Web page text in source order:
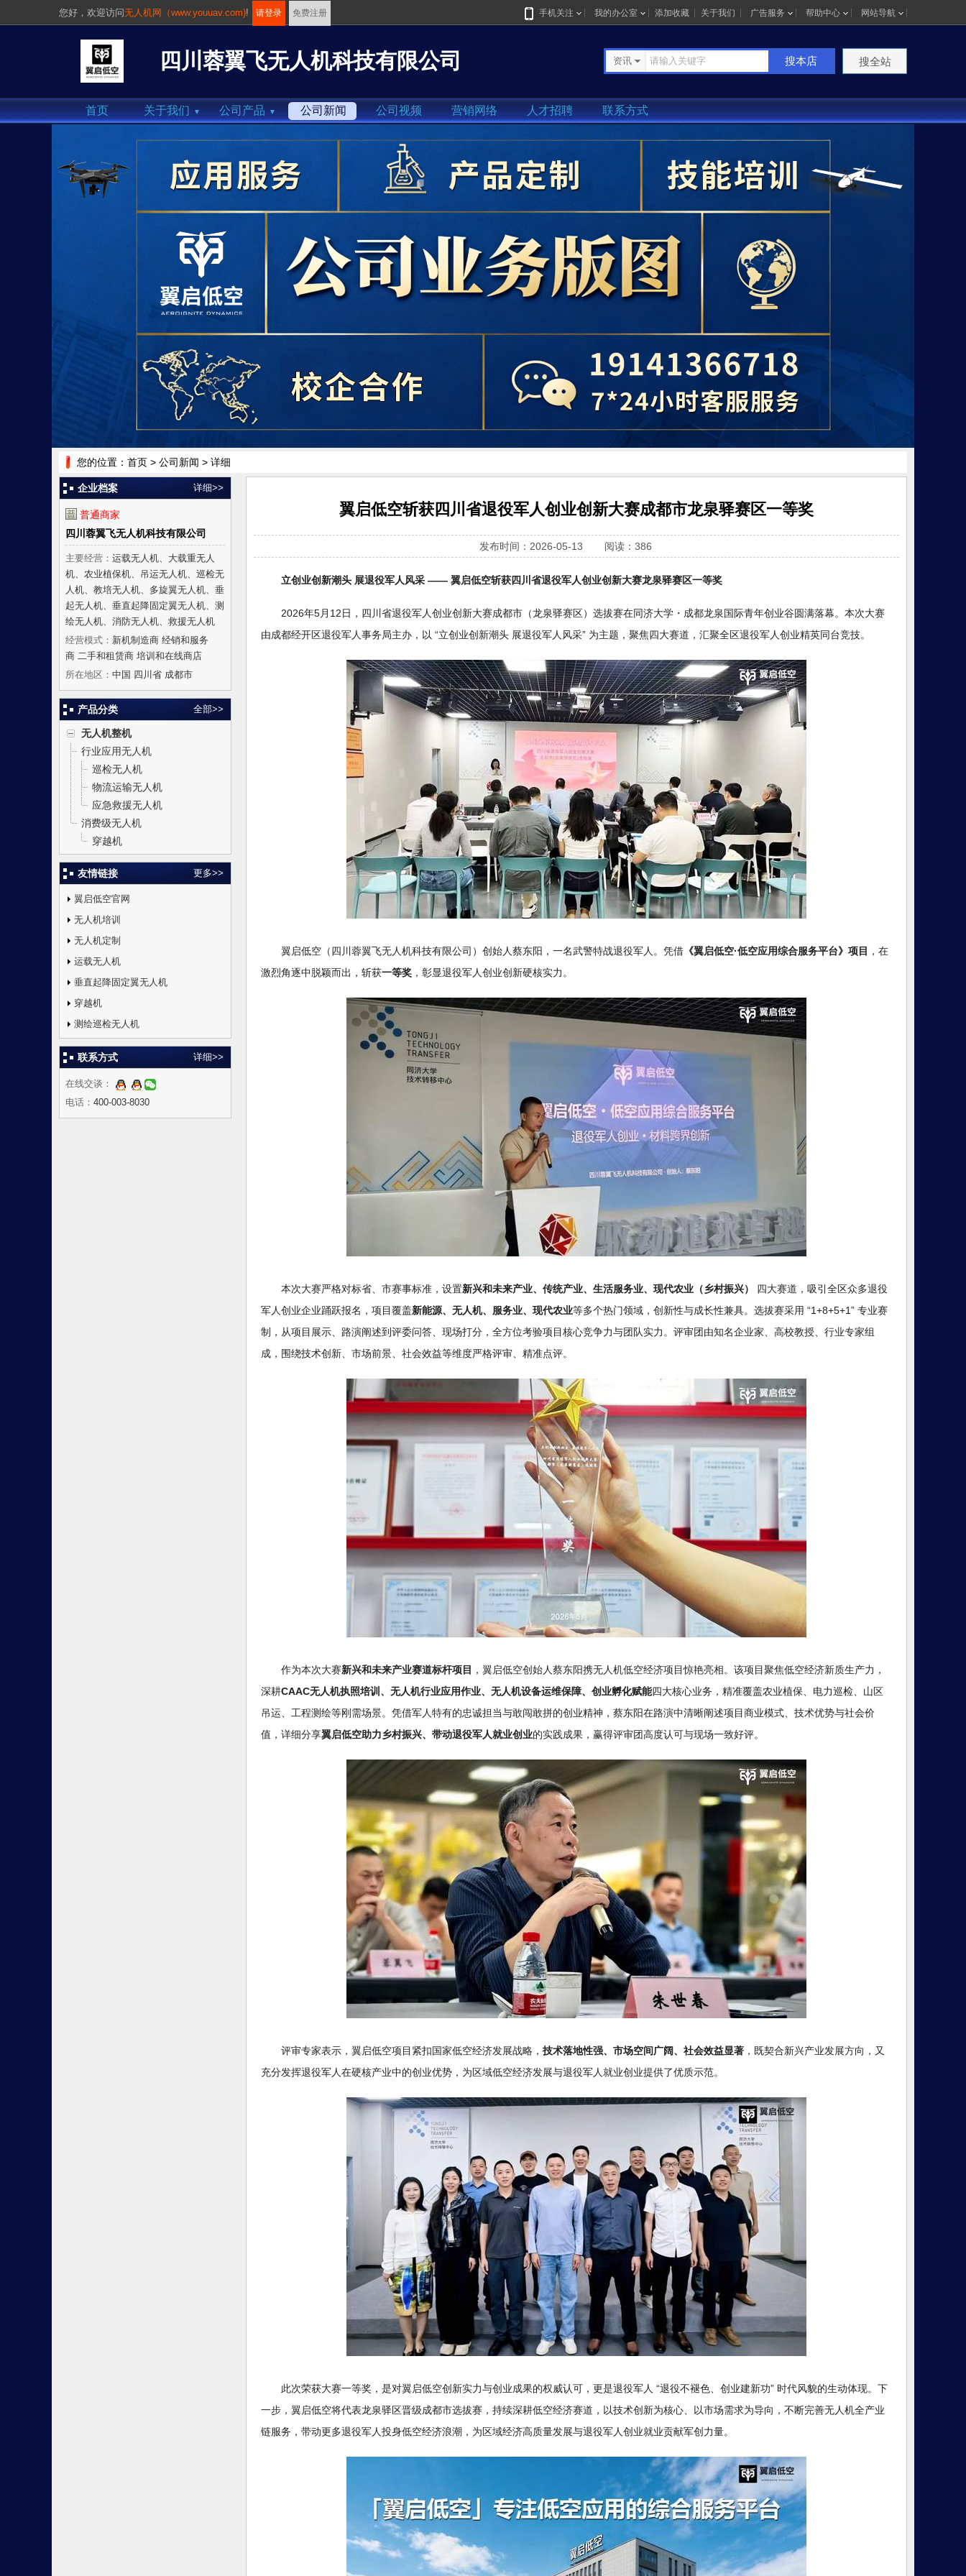
您好， 欢迎访问无人机网（www.youuav.com)! 请登录 免费注册 手机关注 我的办公室 添加收藏 关于我们 广告服务 帮助中心 网站导航
四川蓉翼飞无人机科技有限公司 资讯 搜本店 搜全站
首页 关于我们 ▼ 公司产品 ▼ 公司新闻 公司视频 营销网络 人才招聘 联系方式
您的位置： 首页 > 公司新闻 > 详细
企业档案 详细>>
普通商家
四川蓉翼飞无人机科技有限公司
主要经营： 运载无人机、大载重无人
机、农业植保机、吊运无人机、巡检无
人机、教培无人机、多旋翼无人机、垂
起无人机、垂直起降固定翼无人机、测
绘无人机、消防无人机、救援无人机
经营模式： 新机制造商 经销和服务
商 二手和租赁商 培训和在线商店
所在地区： 中国 四川省 成都市
产品分类 全部>>
无人机整机
行业应用无人机
巡检无人机
物流运输无人机
应急救援无人机
消费级无人机
穿越机
友情链接 更多>>
翼启低空官网
无人机培训
无人机定制
运载无人机
垂直起降固定翼无人机
穿越机
测绘巡检无人机
联系方式 详细>>
在线交谈：
电话： 400-003-8030
翼启低空斩获四川省退役军人创业创新大赛成都市龙泉驿赛区一等奖
发布时间：2026-05-13 阅读：386
立创业创新潮头 展退役军人风采 —— 翼启低空斩获四川省退役军人创业创新大赛龙泉驿赛区一等奖
2026年5月12日，四川省退役军人创业创新大赛成都市（龙泉驿赛区）选拔赛在同济大学・成都龙泉国际青年创业谷圆满落幕。本次大赛
由成都经开区退役军人事务局主办，以 “立创业创新潮头 展退役军人风采” 为主题，聚焦四大赛道，汇聚全区退役军人创业精英同台竞技。
翼启低空（四川蓉翼飞无人机科技有限公司）创始人蔡东阳，一名武警特战退役军人。凭借 《翼启低空·低空应用综合服务平台》项目 ，在
激烈角逐中脱颖而出，斩获一等奖 ，彰显退役军人创业创新硬核实力。
本次大赛严格对标省、市赛事标准，设置新兴和未来产业、传统产业、生活服务业、现代农业（乡村振兴）
四大赛道，吸引全区众多退役
军人创业企业踊跃报名，项目覆盖新能源、无人机、服务业、现代农业等多个热门领域，创新性与成长性兼具。选拔赛采用 “1+8+5+1” 专业赛
制，从项目展示、路演阐述到评委问答、现场打分，全方位考验项目核心竞争力与团队实力。评审团由知名企业家、高校教授、行业专家组
成，围绕技术创新、市场前景、社会效益等维度严格评审、精准点评。
作为本次大赛新兴和未来产业赛道标杆项目 ，翼启低空创始人蔡东阳携无人机低空经济项目惊艳亮相。该项目聚焦低空经济新质生产力，
深耕CAAC无人机执照培训、无人机行业应用作业、无人机设备运维保障、创业孵化赋能四大核心业务，精准覆盖农业植保、电力巡检、山区
吊运、工程测绘等刚需场景。凭借军人特有的忠诚担当与敢闯敢拼的创业精神，蔡东阳在路演中清晰阐述项目商业模式、技术优势与社会价
值，详细分享翼启低空助力乡村振兴、带动退役军人就业创业的实践成果，赢得评审团高度认可与现场一致好评。
评审专家表示，翼启低空项目紧扣国家低空经济发展战略， 技术落地性强、市场空间广阔、社会效益显著 ，既契合新兴产业发展方向，又
充分发挥退役军人在硬核产业中的创业优势，为区域低空经济发展与退役军人就业创业提供了优质示范。
此次荣获大赛一等奖，是对翼启低空创新实力与创业成果的权威认可，更是退役军人 “退役不褪色、创业建新功” 时代风貌的生动体现。下
一步，翼启低空将代表龙泉驿区晋级成都市选拔赛，持续深耕低空经济赛道，以技术创新为核心、以市场需求为导向，不断完善无人机全产业
链服务，带动更多退役军人投身低空经济浪潮，为区域经济高质量发展与退役军人创业就业贡献军创力量。